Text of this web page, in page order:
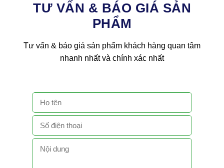
TƯ VẤN & BÁO GIÁ SẢN
PHẨM
Tư vấn & báo giá sản phẩm khách hàng quan tâm
nhanh nhất và chính xác nhất